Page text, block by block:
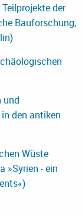
der
Bauforschung,
und
den antiken
Wüste
»Syrien - ein